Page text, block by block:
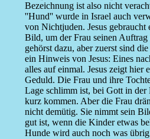
Bezeichnung ist also nicht
''Hund'' wurde in Israel auch
von Nichtjuden. Jesus gebraucht
Bild, um der Frau seinen
gehörst dazu, aber zuerst sind
ein Hinweis von Jesus: Eines
alles auf einmal. Jesus zeigt hier
Geduld. Die Frau und ihre
Lage schlimm ist, bei Gott in der
kurz kommen. Aber die Frau
nicht demütig. Sie nimmt sein
gut ist, wenn die Kinder etwas
Hunde wird auch noch was